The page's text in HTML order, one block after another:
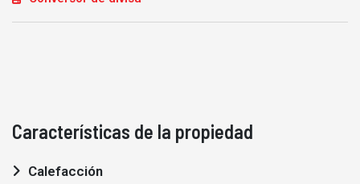
Características de la propiedad
Calefacción